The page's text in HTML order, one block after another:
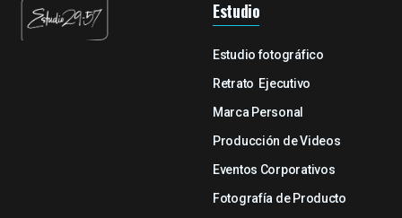
Estudio
Estudio fotográfico
Retrato Ejecutivo
Marca Personal
Producción de Videos
Eventos Corporativos
Fotografía de Producto